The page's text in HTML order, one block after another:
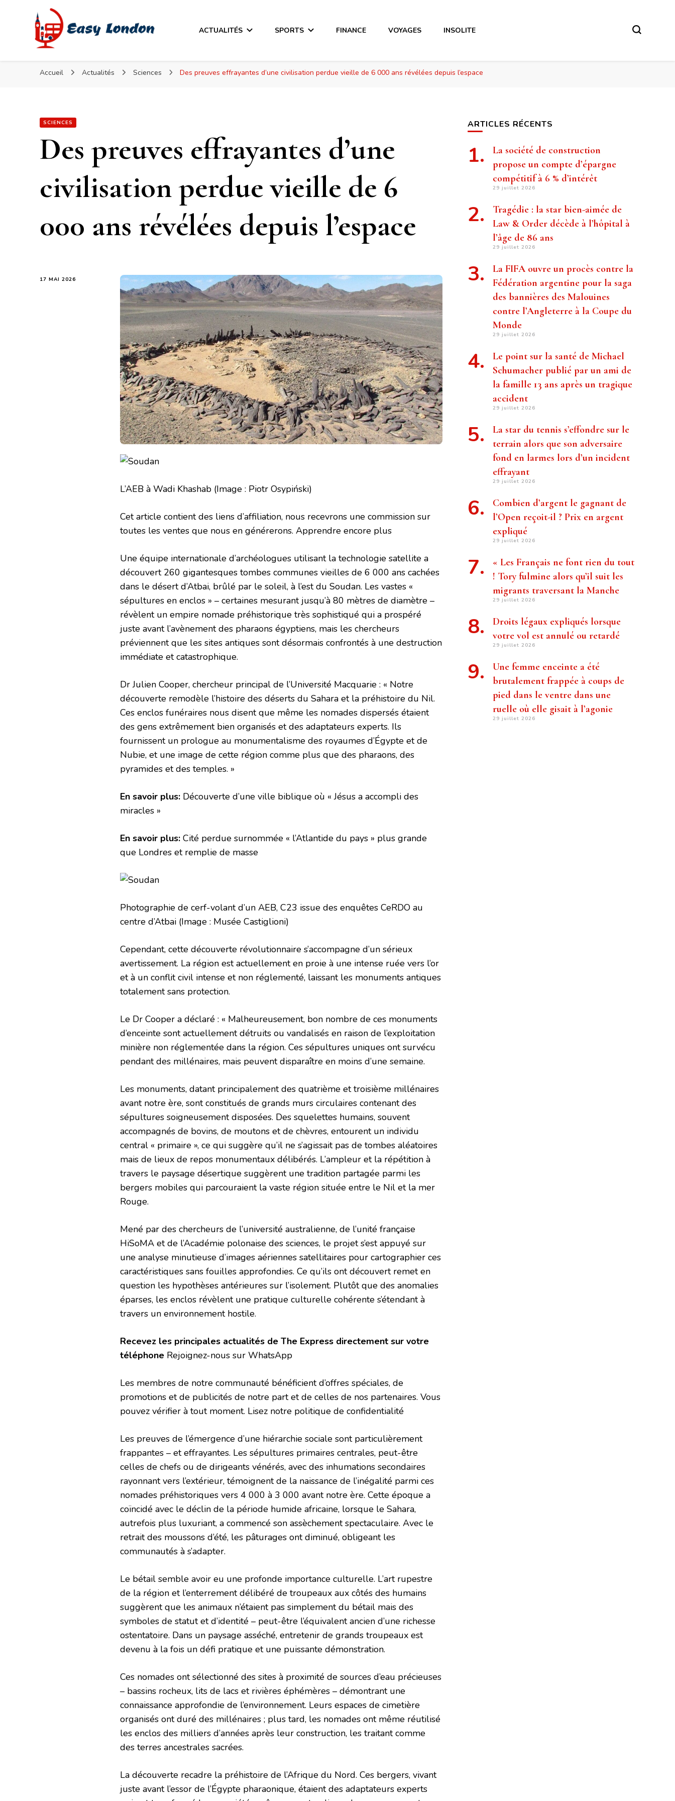
Easy London
Easy London
ACTUALITÉS SPORTS FINANCE VOYAGES INSOLITE
Accueil Actualités Sciences Des preuves effrayantes d’une civilisation perdue vieille de 6 000 ans révélées depuis l’espace
SCIENCES
Des preuves effrayantes d’une
civilisation perdue vieille de 6
000 ans révélées depuis l’espace
17 MAI 2026
L’AEB à Wadi Khashab (Image : Piotr Osypiński)
Cet article contient des liens d’affiliation, nous recevrons une commission sur
toutes les ventes que nous en générerons. Apprendre encore plus
Une équipe internationale d’archéologues utilisant la technologie satellite a
découvert 260 gigantesques tombes communes vieilles de 6 000 ans cachées
dans le désert d’Atbai, brûlé par le soleil, à l’est du Soudan. Les vastes «
sépultures en enclos » – certaines mesurant jusqu’à 80 mètres de diamètre –
révèlent un empire nomade préhistorique très sophistiqué qui a prospéré
juste avant l’avènement des pharaons égyptiens, mais les chercheurs
préviennent que les sites antiques sont désormais confrontés à une destruction
immédiate et catastrophique.
Dr Julien Cooper, chercheur principal de l’Université Macquarie : « Notre
découverte remodèle l’histoire des déserts du Sahara et la préhistoire du Nil.
Ces enclos funéraires nous disent que même les nomades dispersés étaient
des gens extrêmement bien organisés et des adaptateurs experts. Ils
fournissent un prologue au monumentalisme des royaumes d’Égypte et de
Nubie, et une image de cette région comme plus que des pharaons, des
pyramides et des temples. »
En savoir plus: Découverte d’une ville biblique où « Jésus a accompli des
miracles »
En savoir plus: Cité perdue surnommée « l’Atlantide du pays » plus grande
que Londres et remplie de masse
Photographie de cerf-volant d’un AEB, C23 issue des enquêtes CeRDO au
centre d’Atbai (Image : Musée Castiglioni)
Cependant, cette découverte révolutionnaire s’accompagne d’un sérieux
avertissement. La région est actuellement en proie à une intense ruée vers l’or
et à un conflit civil intense et non réglementé, laissant les monuments antiques
totalement sans protection.
Le Dr Cooper a déclaré : « Malheureusement, bon nombre de ces monuments
d’enceinte sont actuellement détruits ou vandalisés en raison de l’exploitation
minière non réglementée dans la région. Ces sépultures uniques ont survécu
pendant des millénaires, mais peuvent disparaître en moins d’une semaine.
Les monuments, datant principalement des quatrième et troisième millénaires
avant notre ère, sont constitués de grands murs circulaires contenant des
sépultures soigneusement disposées. Des squelettes humains, souvent
accompagnés de bovins, de moutons et de chèvres, entourent un individu
central « primaire », ce qui suggère qu’il ne s’agissait pas de tombes aléatoires
mais de lieux de repos monumentaux délibérés. L’ampleur et la répétition à
travers le paysage désertique suggèrent une tradition partagée parmi les
bergers mobiles qui parcouraient la vaste région située entre le Nil et la mer
Rouge.
Mené par des chercheurs de l’université australienne, de l’unité française
HiSoMA et de l’Académie polonaise des sciences, le projet s’est appuyé sur
une analyse minutieuse d’images aériennes satellitaires pour cartographier ces
caractéristiques sans fouilles approfondies. Ce qu’ils ont découvert remet en
question les hypothèses antérieures sur l’isolement. Plutôt que des anomalies
éparses, les enclos révèlent une pratique culturelle cohérente s’étendant à
travers un environnement hostile.
Recevez les principales actualités de The Express directement sur votre
téléphone Rejoignez-nous sur WhatsApp
Les membres de notre communauté bénéficient d’offres spéciales, de
promotions et de publicités de notre part et de celles de nos partenaires. Vous
pouvez vérifier à tout moment. Lisez notre politique de confidentialité
Les preuves de l’émergence d’une hiérarchie sociale sont particulièrement
frappantes – et effrayantes. Les sépultures primaires centrales, peut-être
celles de chefs ou de dirigeants vénérés, avec des inhumations secondaires
rayonnant vers l’extérieur, témoignent de la naissance de l’inégalité parmi ces
nomades préhistoriques vers 4 000 à 3 000 avant notre ère. Cette époque a
coïncidé avec le déclin de la période humide africaine, lorsque le Sahara,
autrefois plus luxuriant, a commencé son assèchement spectaculaire. Avec le
retrait des moussons d’été, les pâturages ont diminué, obligeant les
communautés à s’adapter.
Le bétail semble avoir eu une profonde importance culturelle. L’art rupestre
de la région et l’enterrement délibéré de troupeaux aux côtés des humains
suggèrent que les animaux n’étaient pas simplement du bétail mais des
symboles de statut et d’identité – peut-être l’équivalent ancien d’une richesse
ostentatoire. Dans un paysage asséché, entretenir de grands troupeaux est
devenu à la fois un défi pratique et une puissante démonstration.
Ces nomades ont sélectionné des sites à proximité de sources d’eau précieuses
– bassins rocheux, lits de lacs et rivières éphémères – démontrant une
connaissance approfondie de l’environnement. Leurs espaces de cimetière
organisés ont duré des millénaires ; plus tard, les nomades ont même réutilisé
les enclos des milliers d’années après leur construction, les traitant comme
des terres ancestrales sacrées.
La découverte recadre la préhistoire de l’Afrique du Nord. Ces bergers, vivant
juste avant l’essor de l’Égypte pharaonique, étaient des adaptateurs experts
ARTICLES RÉCENTS
La société de construction
propose un compte d’épargne
compétitif à 6 % d’intérêt
29 juillet 2026
Tragédie : la star bien-aimée de
Law & Order décède à l’hôpital à
l’âge de 86 ans
29 juillet 2026
La FIFA ouvre un procès contre la
Fédération argentine pour la saga
des bannières des Malouines
contre l’Angleterre à la Coupe du
Monde
29 juillet 2026
Le point sur la santé de Michael
Schumacher publié par un ami de
la famille 13 ans après un tragique
accident
29 juillet 2026
La star du tennis s’effondre sur le
terrain alors que son adversaire
fond en larmes lors d’un incident
effrayant
29 juillet 2026
Combien d’argent le gagnant de
l’Open reçoit-il ? Prix ​​en argent
expliqué
29 juillet 2026
« Les Français ne font rien du tout
! Tory fulmine alors qu’il suit les
migrants traversant la Manche
29 juillet 2026
Droits légaux expliqués lorsque
votre vol est annulé ou retardé
29 juillet 2026
Une femme enceinte a été
brutalement frappée à coups de
pied dans le ventre dans une
ruelle où elle gisait à l’agonie
29 juillet 2026